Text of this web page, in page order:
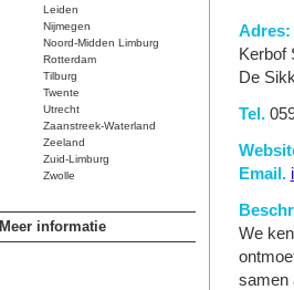
Leiden
Nijmegen
Noord-Midden Limburg
Rotterdam
Tilburg
Twente
Utrecht
Zaanstreek-Waterland
Zeeland
Zuid-Limburg
Zwolle
Meer informatie
Adres:
Kerbof
De
Tel.
Email.
We
samen